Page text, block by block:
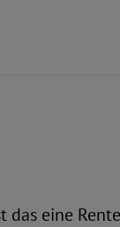
das eine